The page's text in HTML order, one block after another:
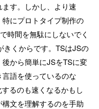
す。しかし、より速
にプロトタイプ制作の
時間を無駄にしないでく
きくからです。TSはJSの
から簡単にJSをTSに変
語を使っているのな
るのも速くなるかもし
文を理解するのを手助